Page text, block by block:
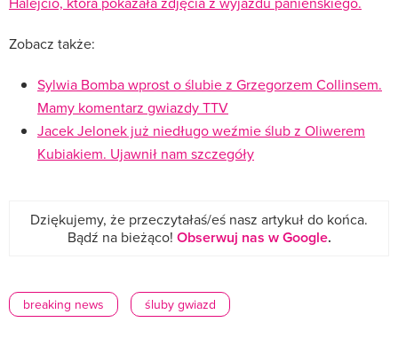
Zobacz także:
Sylwia Bomba wprost o ślubie z Grzegorzem Collinsem.
Mamy komentarz gwiazdy TTV
Jacek Jelonek już niedługo weźmie ślub z Oliwerem
Kubiakiem. Ujawnił nam szczegóły
Dziękujemy, że przeczytałaś/eś nasz artykuł do końca.
Bądź na bieżąco! Obserwuj nas w Google.
breaking news śluby gwiazd